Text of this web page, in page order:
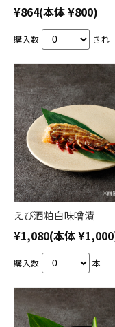
¥864(本体 ¥800)
購入数 きれ
えび酒粕白味噌漬
¥1,080(本体
購入数 本